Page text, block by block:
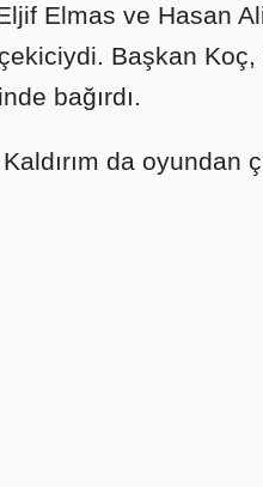
Elmas ve Hasan Ali
Başkan
bağırdı.
da oyundan